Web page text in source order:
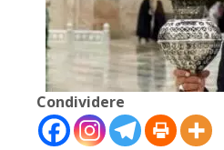
Condividere